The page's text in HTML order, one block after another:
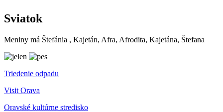
Sviatok
Meniny má Štefánia , Kajetán, Afra, Afrodita, Kajetána, Štefana
Triedenie odpadu
Visit Orava
Oravské kultúrne stredisko